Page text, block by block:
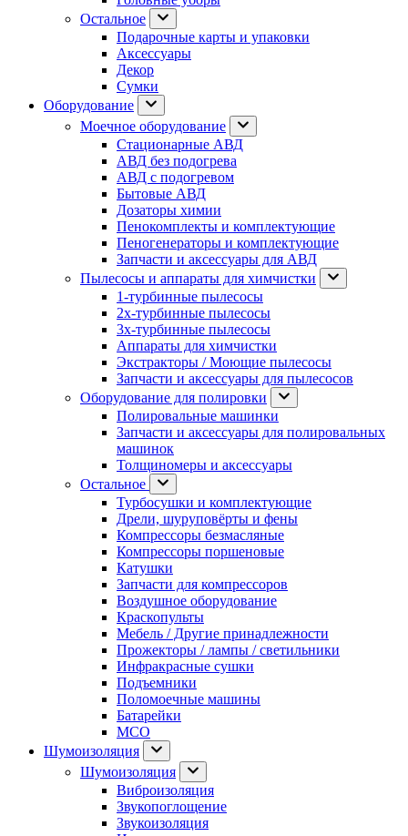
Остальное
Подарочные карты и упаковки
Аксессуары
Декор
Сумки
Оборудование
Моечное оборудование
Стационарные АВД
АВД без подогрева
АВД с подогревом
Бытовые АВД
Дозаторы химии
Пенокомплекты и комплектующие
Пеногенераторы и комплектующие
Запчасти и аксессуары для АВД
Пылесосы и аппараты для химчистки
1-турбинные пылесосы
2х-турбинные пылесосы
3х-турбинные пылесосы
Аппараты для химчистки
Экстракторы / Моющие пылесосы
Запчасти и аксессуары для пылесосов
Оборудование для полировки
Полировальные машинки
Запчасти и аксессуары для полировальных
машинок
Толщиномеры и аксессуары
Остальное
Турбосушки и комплектующие
Дрели, шуруповёрты и фены
Компрессоры безмасляные
Компрессоры поршеновые
Катушки
Запчасти для компрессоров
Воздушное оборудование
Краскопульты
Мебель / Другие принадлежности
Прожекторы / лампы / светильники
Инфракрасные сушки
Подъемники
Поломоечные машины
Батарейки
МСО
Шумоизоляция
Шумоизоляция
Виброизоляция
Звукопоглощение
Звукоизоляция